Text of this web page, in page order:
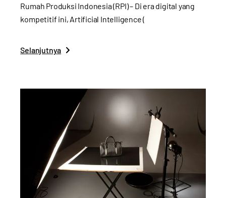
Rumah Produksi Indonesia (RPI) – Di era digital yang
kompetitif ini, Artificial Intelligence (
Selanjutnya